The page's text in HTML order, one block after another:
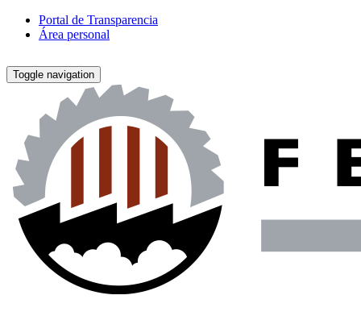
Portal de Transparencia
Área personal
Toggle navigation